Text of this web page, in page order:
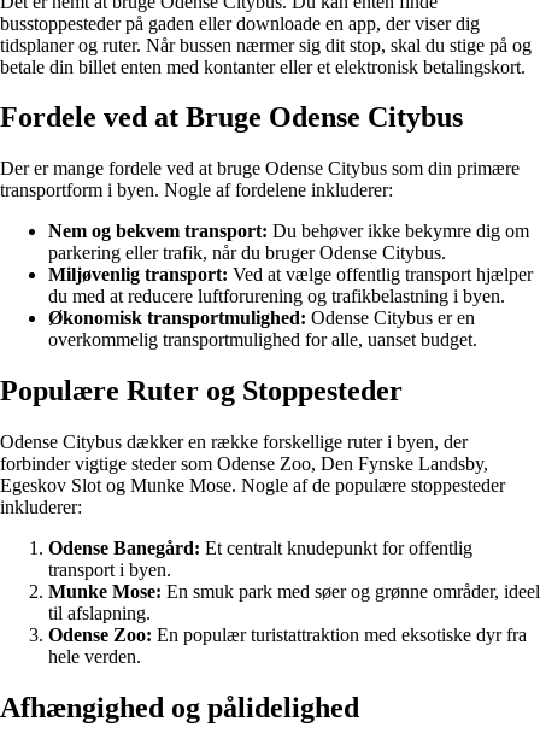
busstoppesteder på gaden eller downloade en app, der viser dig
tidsplaner og ruter. Når bussen nærmer sig dit stop, skal du stige på og
betale din billet enten med kontanter eller et elektronisk betalingskort.
Fordele ved at Bruge Odense Citybus
Der er mange fordele ved at bruge Odense Citybus som din primære
transportform i byen. Nogle af fordelene inkluderer:
Nem og bekvem transport: Du behøver ikke bekymre dig om
parkering eller trafik, når du bruger Odense Citybus.
Miljøvenlig transport: Ved at vælge offentlig transport hjælper
du med at reducere luftforurening og trafikbelastning i byen.
Økonomisk transportmulighed: Odense Citybus er en
overkommelig transportmulighed for alle, uanset budget.
Populære Ruter og Stoppesteder
Odense Citybus dækker en række forskellige ruter i byen, der
forbinder vigtige steder som Odense Zoo, Den Fynske Landsby,
Egeskov Slot og Munke Mose. Nogle af de populære stoppesteder
inkluderer:
Odense Banegård: Et centralt knudepunkt for offentlig
transport i byen.
Munke Mose: En smuk park med søer og grønne områder, ideel
til afslapning.
Odense Zoo: En populær turistattraktion med eksotiske dyr fra
hele verden.
Afhængighed og pålidelighed